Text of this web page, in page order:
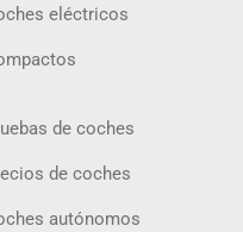
eléctricos
de coches
de coches
autónomos